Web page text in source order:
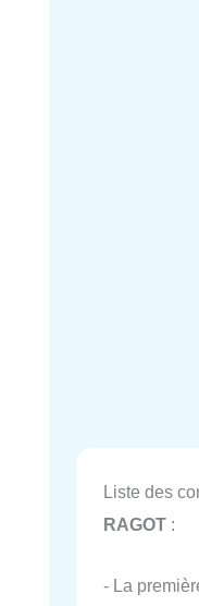
Liste des
RAGOT :
- La